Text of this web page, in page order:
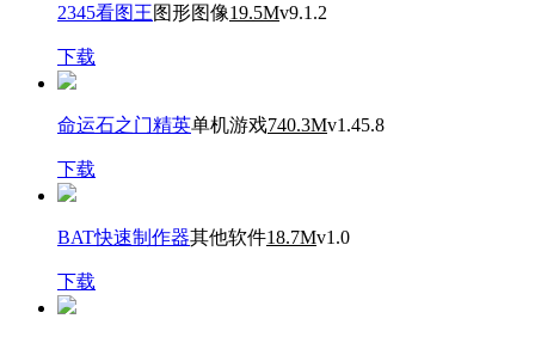
2345看图王图形图像19.5Mv9.1.2
下载
命运石之门精英单机游戏740.3Mv1.45.8
下载
BAT快速制作器其他软件18.7Mv1.0
下载